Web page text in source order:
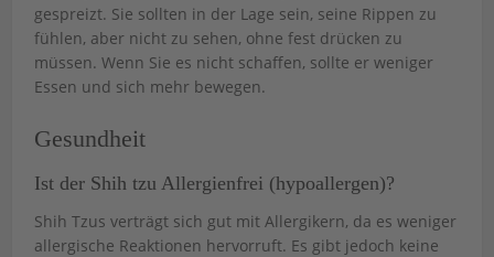
gespreizt. Sie sollten in der Lage sein, seine Rippen zu
fühlen, aber nicht zu sehen, ohne fest drücken zu
müssen. Wenn Sie es nicht schaffen, sollte er weniger
Essen und sich mehr bewegen.
Gesundheit
Ist der Shih tzu Allergienfrei (hypoallergen)?
Shih Tzus verträgt sich gut mit Allergikern, da es weniger
allergische Reaktionen hervorruft. Es gibt jedoch keine